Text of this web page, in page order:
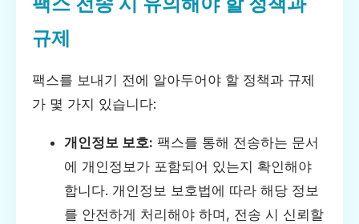
규제
팩스를 보내기 전에 알아두어야 할 정책과 규제
가 몇 가지 있습니다:
개인정보 보호: 팩스를 통해 전송하는 문서
에 개인정보가 포함되어 있는지 확인해야
합니다. 개인정보 보호법에 따라 해당 정보
를 안전하게 처리해야 하며, 전송 시 신뢰할